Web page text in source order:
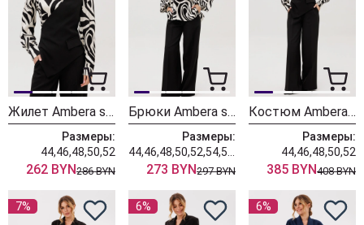
Жилет Ambera style 1046 черный
Размеры:
44,46,48,50,52
262 BYN286 BYN
Брюки Ambera style 1125-1
Размеры:
273 BYN297 BYN
Костюм Ambera style 3012
Размеры:
44,46,48,50,52
385 BYN408 BYN
7% 6% 6%